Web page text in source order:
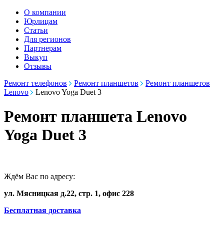
О компании
Юрлицам
Статьи
Для регионов
Партнерам
Выкуп
Отзывы
Ремонт телефонов
Ремонт планшетов
Ремонт планшетов
Lenovo
Lenovo Yoga Duet 3
Ремонт планшета Lenovo
Yoga Duet 3
Ждём Вас по адресу:
ул. Мясницкая д.22, стр. 1, офис 228
Бесплатная доставка